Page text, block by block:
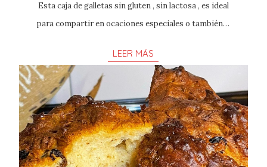
Esta caja de galletas sin gluten , sin lactosa , es ideal
para compartir en ocaciones especiales o también…
LEER MÁS